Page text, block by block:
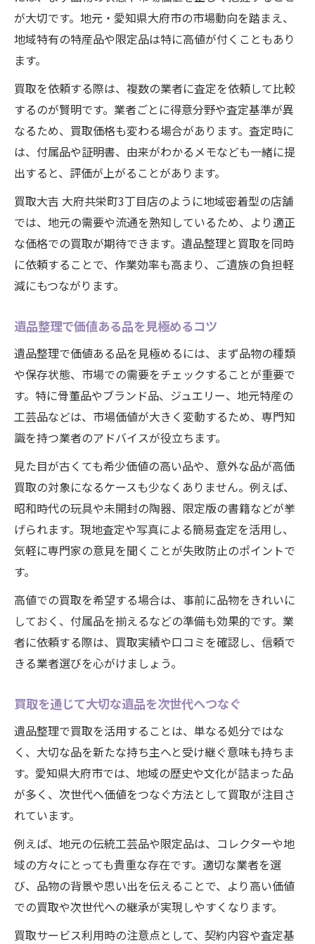
が大切です。地元・愛知県大府市の市場動向を踏まえ、
地域特有の特産品や限定品は特に高値が付くこともあり
ます。
買取を依頼する際は、複数の業者に査定を依頼して比較
するのが賢明です。業者ごとに得意分野や査定基準が異
なるため、買取価格も変わる場合があります。査定時に
は、付属品や証明書、由来がわかるメモなども一緒に提
出すると、評価が上がることがあります。
買取大吉 大府共栄町3丁目店のように地域密着型の店舗
では、地元の需要や流通を熟知しているため、より適正
な価格での買取が期待できます。遺品整理と買取を同時
に依頼することで、作業効率も高まり、ご遺族の負担軽
減にもつながります。
遺品整理で価値ある品を見極めるコツ
遺品整理で価値ある品を見極めるには、まず品物の種類
や保存状態、市場での需要をチェックすることが重要で
す。特に骨董品やブランド品、ジュエリー、地元特産の
工芸品などは、市場価値が大きく変動するため、専門知
識を持つ業者のアドバイスが役立ちます。
見た目が古くても希少価値の高い品や、意外な品が高価
買取の対象になるケースも少なくありません。例えば、
昭和時代の玩具や未開封の陶器、限定版の書籍などが挙
げられます。現地査定や写真による簡易査定を活用し、
気軽に専門家の意見を聞くことが失敗防止のポイントで
す。
高値での買取を希望する場合は、事前に品物をきれいに
しておく、付属品を揃えるなどの準備も効果的です。業
者に依頼する際は、買取実績や口コミを確認し、信頼で
きる業者選びを心がけましょう。
買取を通じて大切な遺品を次世代へつなぐ
遺品整理で買取を活用することは、単なる処分ではな
く、大切な品を新たな持ち主へと受け継ぐ意味も持ちま
す。愛知県大府市では、地域の歴史や文化が詰まった品
が多く、次世代へ価値をつなぐ方法として買取が注目さ
れています。
例えば、地元の伝統工芸品や限定品は、コレクターや地
域の方々にとっても貴重な存在です。適切な業者を選
び、品物の背景や思い出を伝えることで、より高い価値
での買取や次世代への継承が実現しやすくなります。
買取サービス利用時の注意点として、契約内容や査定基